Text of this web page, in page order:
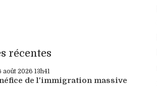
récentes
août 2026 13h41
de l'immigration massive